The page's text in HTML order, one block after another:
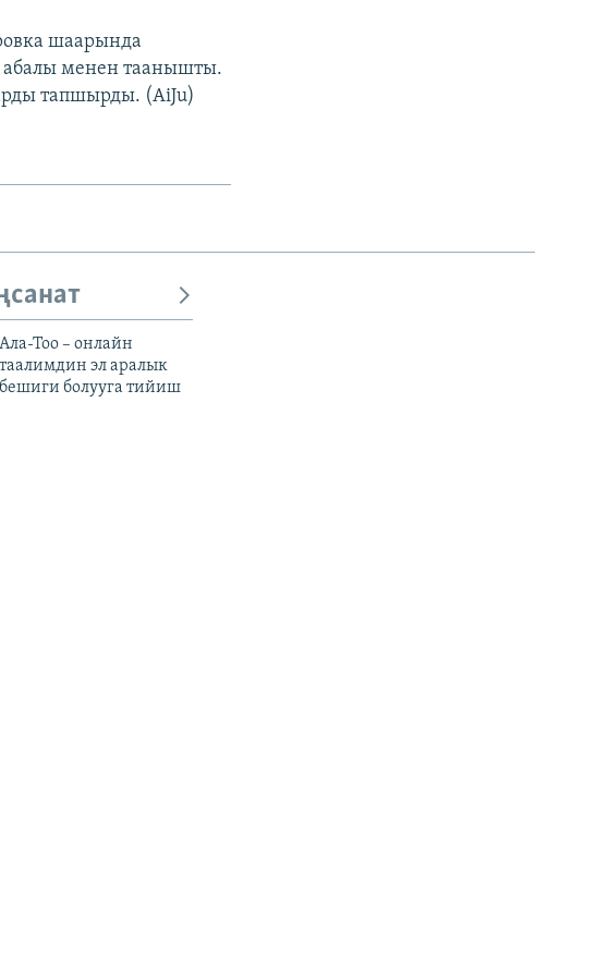
шаарында
менен таанышты.
тапшырды. (AiJu)
Ала-Тоо – онлайн
таалимдин эл аралык
бешиги болууга тийиш